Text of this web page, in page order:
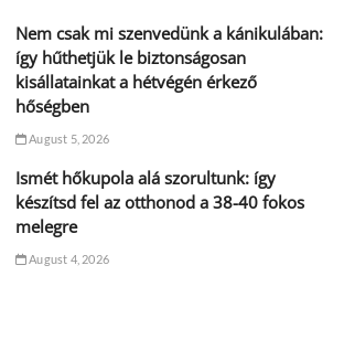
Nem csak mi szenvedünk a kánikulában:
így hűthetjük le biztonságosan
kisállatainkat a hétvégén érkező
hőségben
August 5, 2026
Ismét hőkupola alá szorultunk: így
készítsd fel az otthonod a 38-40 fokos
melegre
August 4, 2026